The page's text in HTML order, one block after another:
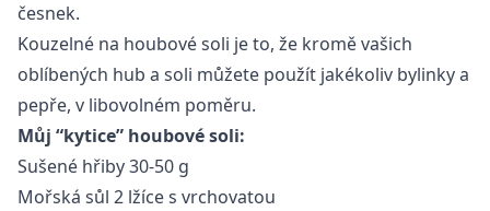
česnek.
Kouzelné na houbové soli je to, že kromě vašich
oblíbených hub a soli můžete použít jakékoliv bylinky a
pepře, v libovolném poměru.
Můj “kytice” houbové soli:
Sušené hřiby 30-50 g
Mořská sůl 2 lžíce s vrchovatou